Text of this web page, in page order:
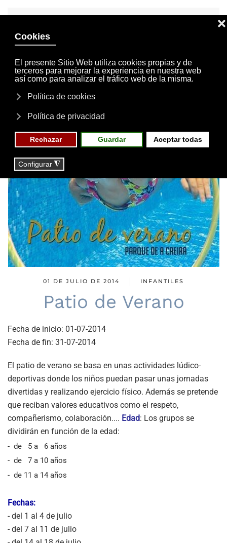
INVITACIONES
MI CUENTA
01 DE JULIO DE 2014 INFANTILES
Patio de Verano
Fecha de inicio: 01-07-2014
Fecha de fin: 31-07-2014
El patio de verano se basa en unas actividades lúdico-
deportivas donde los niños puedan pasar unas jornadas
divertidas y realizando ejercicio físico. Además se pretende
que reciban valores educativos como el respeto,
compañerismo, colaboración.... Edad: Los grupos se
dividirán en función de la edad:
- de 5 a
6 años
- de
7 a 10 años
- de 11 a 14 años
Fechas:
- del 1 al 4 de julio
- del 7 al 11 de julio